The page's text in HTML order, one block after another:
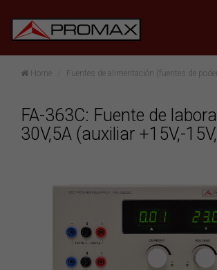
Home Fuentes de alimentación (fuentes de poder) de
FA-363C: Fuente de
30V,5A (auxiliar +15V,-